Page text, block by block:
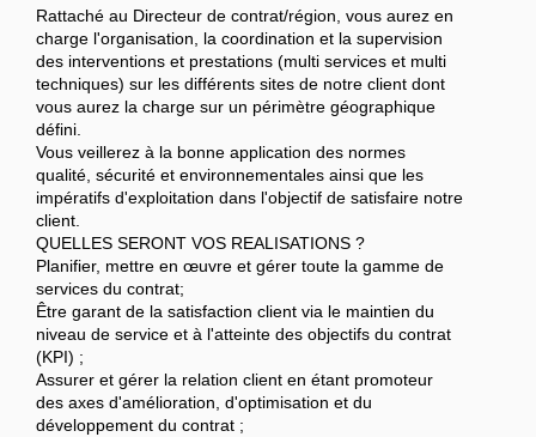
Rattaché au Directeur de contrat/région, vous aurez en
charge l'organisation, la coordination et la supervision
des interventions et prestations (multi services et multi
techniques) sur les différents sites de notre client dont
vous aurez la charge sur un périmètre géographique
défini.
Vous veillerez à la bonne application des normes
qualité, sécurité et environnementales ainsi que les
impératifs d'exploitation dans l'objectif de satisfaire notre
client.
QUELLES SERONT VOS REALISATIONS ?
Planifier, mettre en œuvre et gérer toute la gamme de
services du contrat;
Être garant de la satisfaction client via le maintien du
niveau de service et à l'atteinte des objectifs du contrat
(KPI) ;
Assurer et gérer la relation client en étant promoteur
des axes d'amélioration, d'optimisation et du
développement du contrat ;